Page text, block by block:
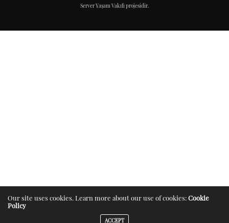
Server Yaşam Vakıfı projesidir.
Our site uses cookies. Learn more about our use of cookies:Cookie
Policy
ACCEPT